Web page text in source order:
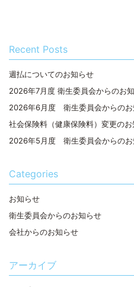
Recent Posts
週払についてのお知らせ
2026年7月度 衛生委員会からのお
2026年6月度 衛生委員会からのお
社会保険料（健康保険料）変更の
2026年5月度 衛生委員会からのお
Categories
お知らせ
衛生委員会からのお知らせ
会社からのお知らせ
アーカイブ